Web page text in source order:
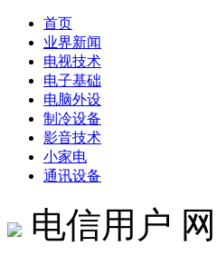
首页
业界新闻
电视技术
电子基础
电脑外设
制冷设备
影音技术
小家电
通讯设备
电信用户